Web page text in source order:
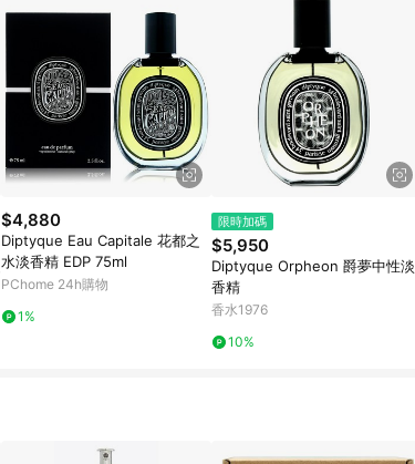
$4,880
Diptyque Eau Capitale 花都之
水淡香精 EDP 75ml
PChome 24h購物
1%
限時加碼
$5,950
Diptyque Orpheon 爵夢中性淡
香精
香水1976
10%